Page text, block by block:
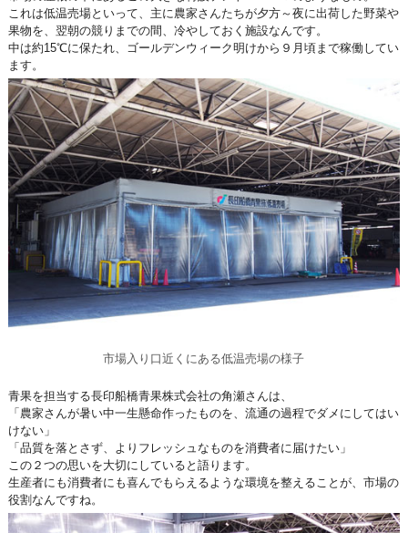
これは低温売場といって、主に農家さんたちが夕方～夜に出荷した野菜や
果物を、翌朝の競りまでの間、冷やしておく施設なんです。
中は約15℃に保たれ、ゴールデンウィーク明けから９月頃まで稼働してい
ます。
市場入り口近くにある低温売場の様子
青果を担当する長印船橋青果株式会社の角瀬さんは、
「農家さんが暑い中一生懸命作ったものを、流通の過程でダメにしてはい
けない」
「品質を落とさず、よりフレッシュなものを消費者に届けたい」
この２つの思いを大切にしていると語ります。
生産者にも消費者にも喜んでもらえるような環境を整えることが、市場の
役割なんですね。